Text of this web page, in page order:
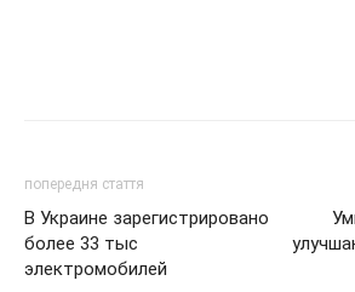
попередня стаття
В Украине зарегистрировано
более 33 тыс
электромобилей